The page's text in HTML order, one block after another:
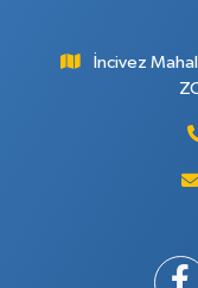
İncivez